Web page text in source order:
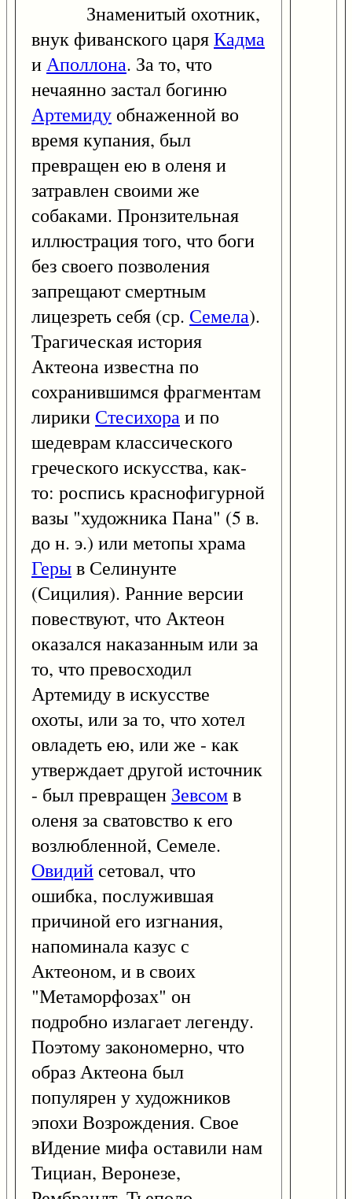
Знаменитый охотник,
внук фиванского царяКадма
иАполлона. За то, что
нечаянно застал богиню
Артемиду обнаженной во
время купания, был
превращен ею в оленя и
затравлен своими же
собаками. Пронзительная
иллюстрация того, что боги
без своего позволения
запрещают смертным
лицезреть себя (ср. Семела).
Трагическая история
Актеона известна по
сохранившимся фрагментам
лирики Стесихораи по
шедеврам классического
греческого искусства, как-
то: роспись краснофигурной
вазы "художника Пана" (5 в.
до н. э.) или метопы храма
Герыв Селинунте
(Сицилия). Ранние версии
повествуют, что Актеон
оказался наказанным или за
то, что превосходил
Артемиду в искусстве
охоты, или за то, что хотел
овладеть ею, или же - как
утверждает другой источник
- был превращен Зевсомв
оленя за сватовство к его
возлюбленной, Семеле.
Овидий сетовал, что
ошибка, послужившая
причиной его изгнания,
напоминала казус с
Актеоном, и в своих
"Метаморфозах" он
подробно излагает легенду.
Поэтому закономерно, что
образ Актеона был
популярен у художников
эпохи Возрождения. Свое
вИдение мифа оставили нам
Тициан, Веронезе,